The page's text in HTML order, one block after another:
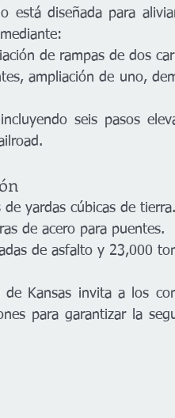
está diseñada para
de rampas de dos
ampliación de uno,
seis pasos
yardas cúbicas de tierra.
de acero para puentes.
de asfalto y 23,000
de Kansas invita a los
para garantizar la